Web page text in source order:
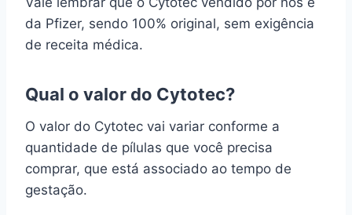
da Pfizer, sendo 100% original, sem exigência
de receita médica.
Qual o valor do Cytotec?
O valor do Cytotec vai variar conforme a
quantidade de pílulas que você precisa
comprar, que está associado ao tempo de
gestação.